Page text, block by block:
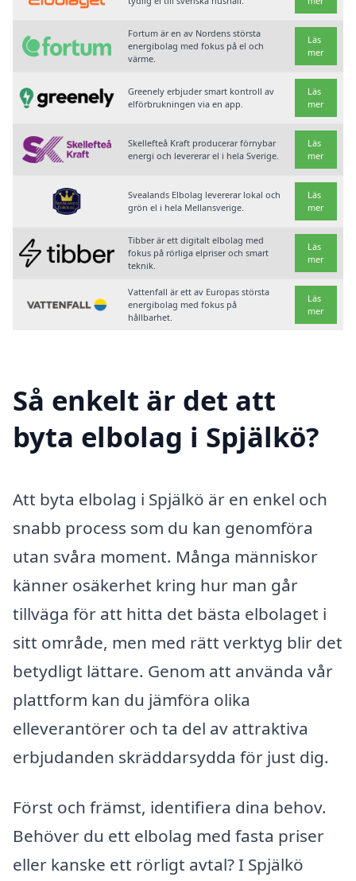
Fortum är en av Nordens största
energibolag med fokus på el och
värme.
Läs
mer
Greenely erbjuder smart kontroll av
elförbrukningen via en app.
Läs
mer
Skellefteå Kraft producerar förnybar
energi och levererar el i hela Sverige.
Läs
mer
Svealands Elbolag levererar lokal och
grön el i hela Mellansverige.
Läs
mer
Tibber är ett digitalt elbolag med
fokus på rörliga elpriser och smart
teknik.
Läs
mer
Vattenfall är ett av Europas största
energibolag med fokus på
hållbarhet.
Läs
mer
Så enkelt är det att
byta elbolag i Spjälkö?
Att byta elbolag i Spjälkö är en enkel och
snabb process som du kan genomföra
utan svåra moment. Många människor
känner osäkerhet kring hur man går
tillväga för att hitta det bästa elbolaget i
sitt område, men med rätt verktyg blir det
betydligt lättare. Genom att använda vår
plattform kan du jämföra olika
elleverantörer och ta del av attraktiva
erbjudanden skräddarsydda för just dig.
Först och främst, identifiera dina behov.
Behöver du ett elbolag med fasta priser
eller kanske ett rörligt avtal? I Spjälkö